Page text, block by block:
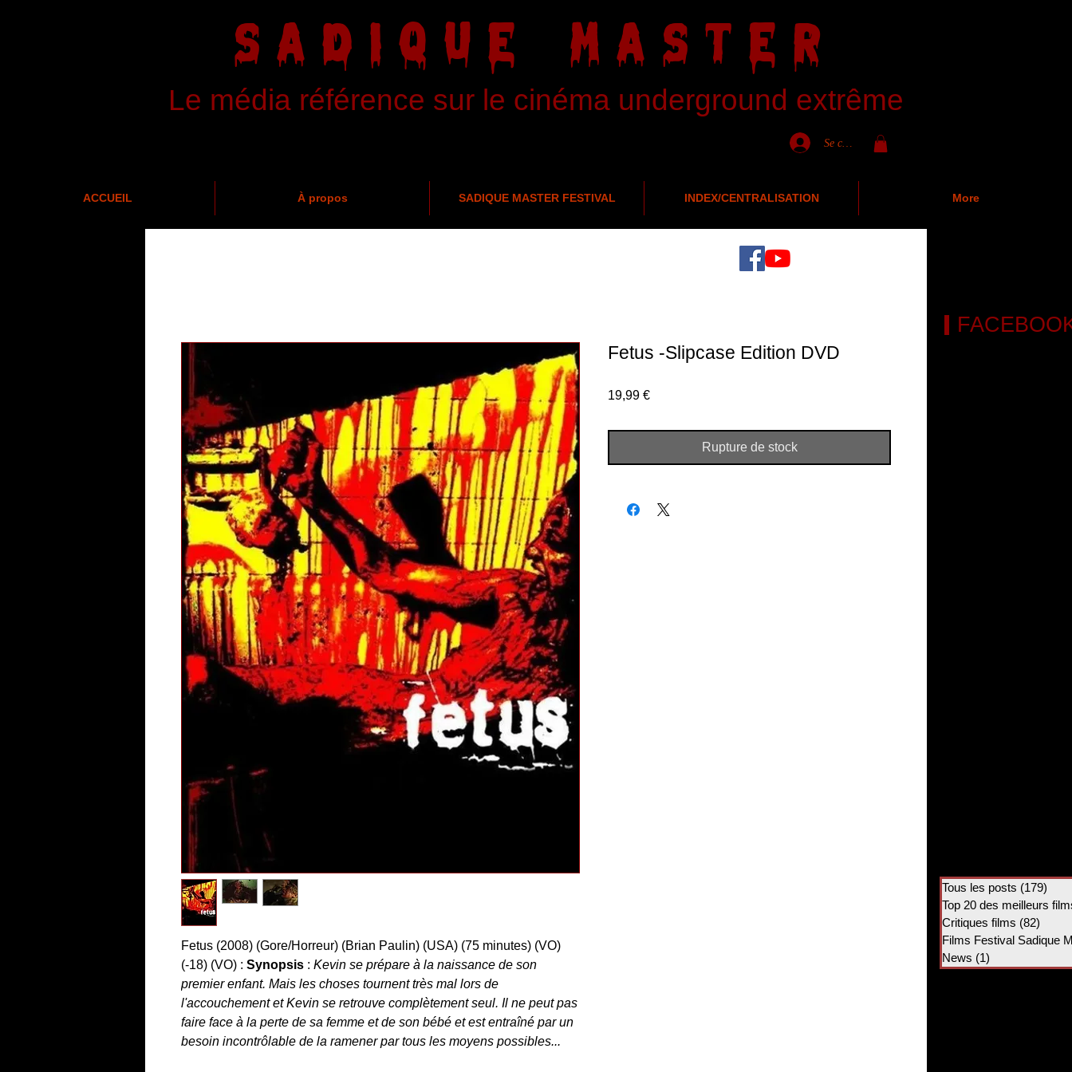
SADIQUE MASTER
Le média référence sur le cinéma underground extrême
Se connecter
ACCUEIL À propos SADIQUE MASTER FESTIVAL INDEX/CENTRALISATION More
Fetus (2008) (Gore/Horreur) (Brian Paulin) (USA) (75 minutes) (VO)
(-18) (VO) : Synopsis : Kevin se prépare à la naissance de son
premier enfant. Mais les choses tournent très mal lors de
l'accouchement et Kevin se retrouve complètement seul. Il ne peut pas
faire face à la perte de sa femme et de son bébé et est entraîné par un
besoin incontrôlable de la ramener par tous les moyens possibles...
Fetus -Slipcase Edition DVD
19,99 €Prix
Rupture de stock
Tous les posts (179)
Top 20 des meilleurs
Critiques films (82)
Films Festival Sadique
News (1)